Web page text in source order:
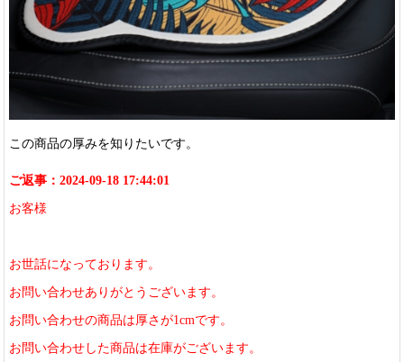
この商品の厚みを知りたいです。
ご返事：2024-09-18 17:44:01
お客様
お世話になっております。
お問い合わせありがとうございます。
お問い合わせの商品は厚さが1cmです。
お問い合わせした商品は在庫がございます。